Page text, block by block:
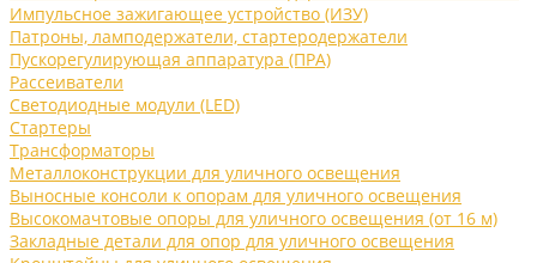
Импульсное зажигающее устройство (ИЗУ)
Патроны, ламподержатели, стартеродержатели
Пускорегулирующая аппаратура (ПРА)
Рассеиватели
Светодиодные модули (LED)
Стартеры
Трансформаторы
Металлоконструкции для уличного освещения
Выносные консоли к опорам для уличного освещения
Высокомачтовые опоры для уличного освещения (от 16 м)
Закладные детали для опор для уличного освещения